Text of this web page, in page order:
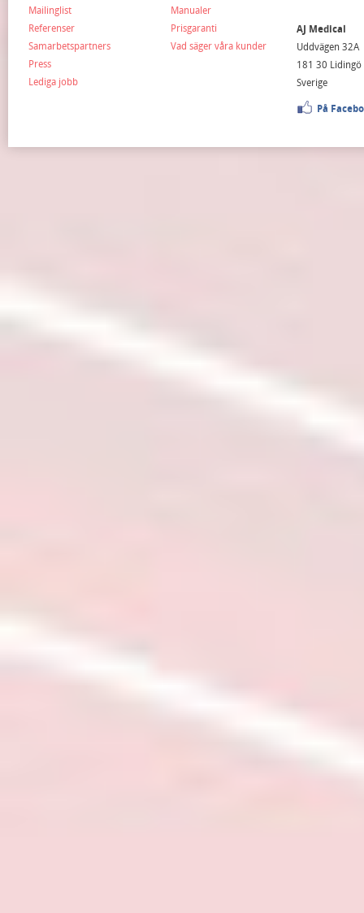
Mailinglist
Referenser
Samarbetspartners
Press
Lediga jobb
Manualer
Prisgaranti
Vad säger våra kunder
AJ Medical
Uddvägen 32A
181 30 Lidingö
Sverige
På